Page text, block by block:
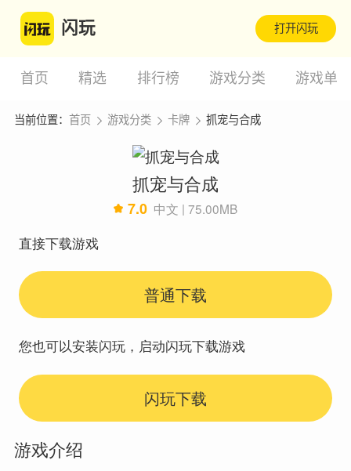
闪玩 打开闪玩
首页 精选 排行榜 游戏分类 游戏单
当前位置： 首页 游戏分类 卡牌 抓宠与合成
抓宠与合成
7.0 中文 | 75.00MB
直接下载游戏
普通下载
您也可以安装闪玩，启动闪玩下载游戏
闪玩下载
游戏介绍